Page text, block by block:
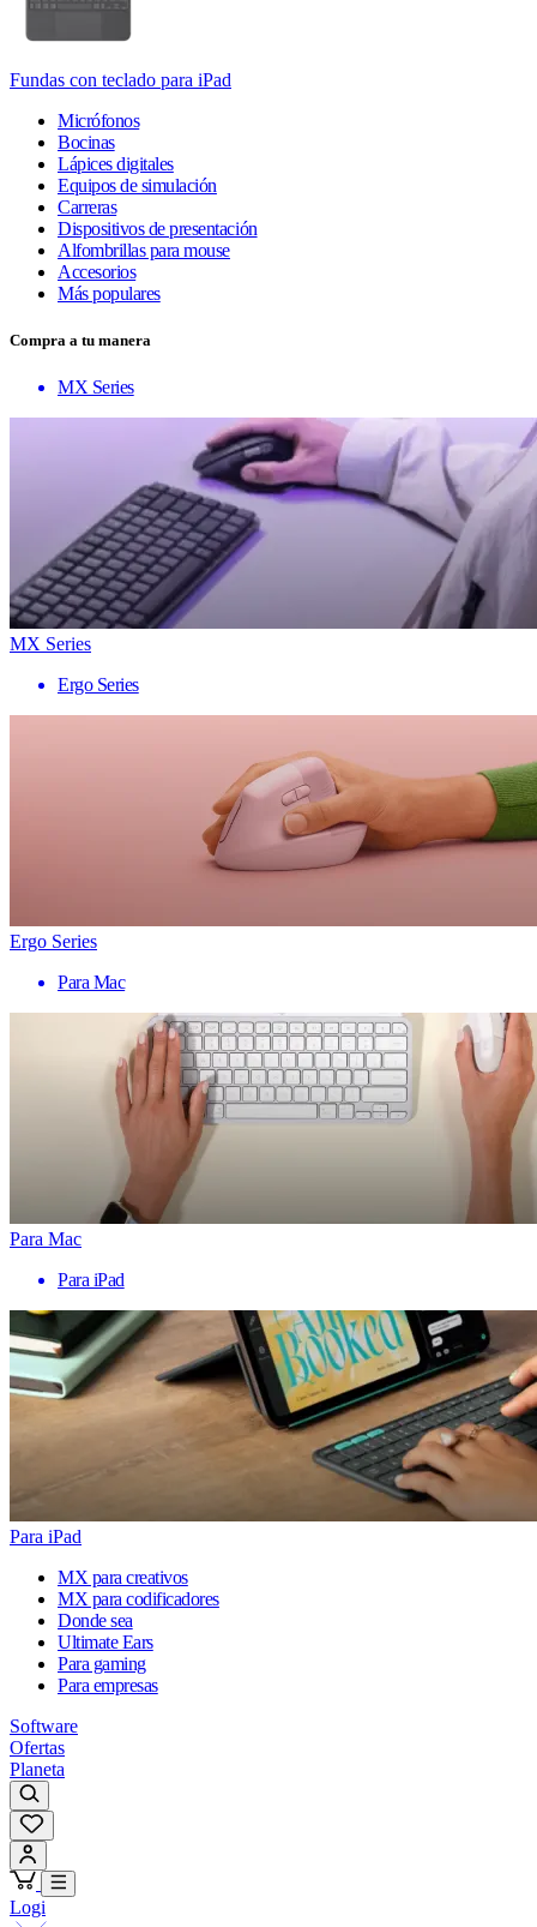
Fundas con teclado para iPad
Micrófonos
Bocinas
Lápices digitales
Equipos de simulación
Carreras
Dispositivos de presentación
Alfombrillas para mouse
Accesorios
Más populares
Compra a tu manera
MX Series
MX Series
Ergo Series
Ergo Series
Para Mac
Para Mac
Para iPad
Para iPad
MX para creativos
MX para codificadores
Donde sea
Ultimate Ears
Para gaming
Para empresas
Software
Ofertas
Planeta
Logi